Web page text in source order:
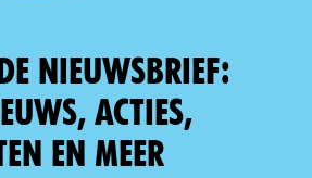
nieuwsbrief:
acties,
en meer